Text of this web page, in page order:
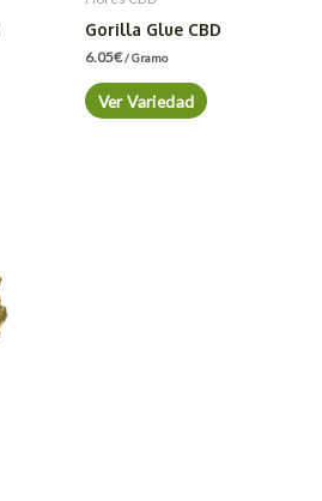
Gorilla Glue CBD
6.05€/ Gramo
Ver Variedad